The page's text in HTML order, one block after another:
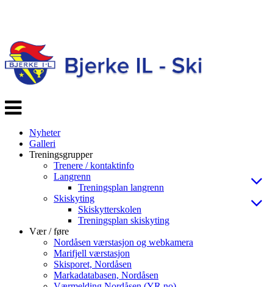
Veksle
navigasjon
Nyheter
Galleri
Treningsgrupper
Trenere / kontaktinfo
Langrenn
Treningsplan langrenn
Skiskyting
Skiskytterskolen
Treningsplan skiskyting
Vær / føre
Nordåsen værstasjon og webkamera
Marifjell værstasjon
Skisporet, Nordåsen
Markadatabasen, Nordåsen